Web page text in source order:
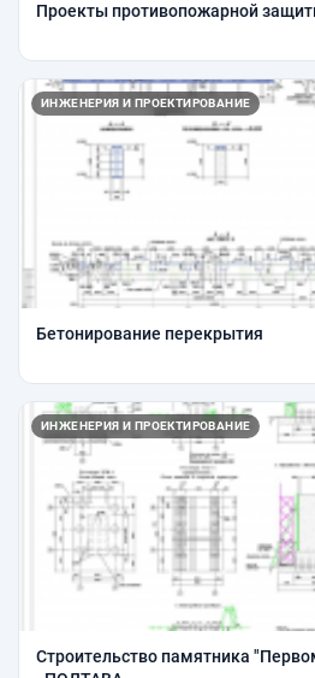
Проекты противопожарной
ИНЖЕНЕРИЯ И ПРОЕКТИРОВАНИЕ
Бетонирование перекрытия
ИНЖЕНЕРИЯ И ПРОЕКТИРОВАНИЕ
Строительство памятника